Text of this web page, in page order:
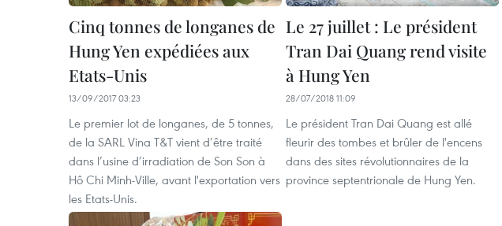
Cinq tonnes de longanes de
Hung Yen expédiées aux
Etats-Unis
13/09/2017 03:23
Le premier lot de longanes, de 5 tonnes,
de la SARL Vina T&T vient d’être traité
dans l’usine d’irradiation de Son Son à
Hô Chi Minh-Ville, avant l'exportation vers
les Etats-Unis.
Le 27 juillet : Le président
Tran Dai Quang rend visite
à Hung Yen
28/07/2018 11:09
Le président Tran Dai Quang est allé
fleurir des tombes et brûler de l'encens
dans des sites révolutionnaires de la
province septentrionale de Hung Yen.